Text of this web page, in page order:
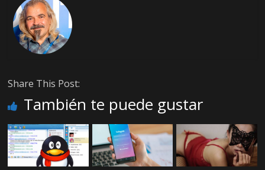
Share This Post:
También te puede gustar